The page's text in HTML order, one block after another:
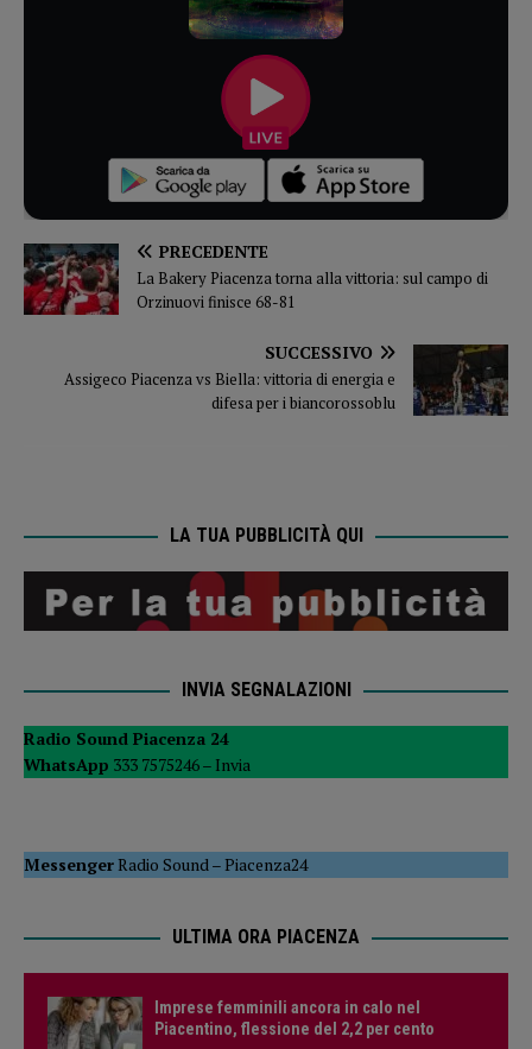
PRECEDENTE
La Bakery Piacenza torna alla vittoria: sul campo di
Orzinuovi finisce 68-81
SUCCESSIVO
Assigeco Piacenza vs Biella: vittoria di energia e
difesa per i biancorossoblu
LA TUA PUBBLICITÀ QUI
INVIA SEGNALAZIONI
Radio Sound Piacenza 24
WhatsApp 333 7575246 – Invia
MessengerRadio Sound–Piacenza24
ULTIMA ORA PIACENZA
Imprese femminili ancora in calo nel
Piacentino, flessione del 2,2 per cento